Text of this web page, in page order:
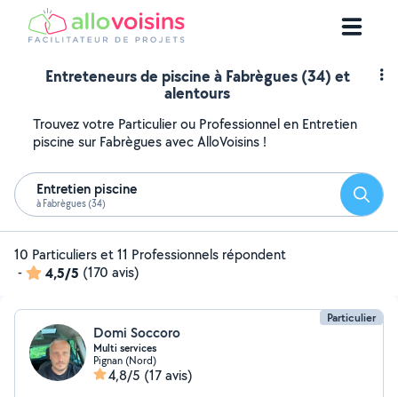
Entreteneurs de piscine à Fabrègues (34) et
alentours
Trouvez votre Particulier ou Professionnel en Entretien
piscine sur Fabrègues avec AlloVoisins !
Entretien piscine
à Fabrègues (34)
10 Particuliers et 11 Professionnels répondent
-
4,5/5 (170 avis)
Particulier
Domi Soccoro
Multi services
Pignan (Nord)
4,8/5 (17 avis)